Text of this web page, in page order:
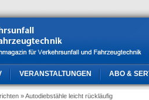
VERANSTALTUNGEN ABO &
» Autodiebstähle leicht rückläufig